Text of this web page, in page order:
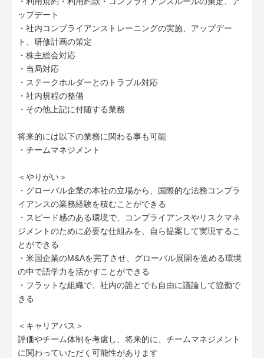
ップデート
・社内コンプライアンストレーニングの実施、アップデー
ト、研修計画の策定
・株主総会対応
・当局対応
・ステークホルダーとのトラブル対応
・社内規程の整備
・その他上記に付随する業務
将来的には以下の業務に関わる事も可能
・チームマネジメント
＜やりがい＞
・グローバル企業の本社の立場から、国際的な法務コンプラ
イアンスの業務経験を積むことができる
・スピード感のある環境で、コンプライアンスやリスクマネ
ジメントのために必要な仕組みを、自ら提案して実現するこ
とができる
・米国企業のM&Aを完了させ、グローバル展開を進める環境
の中で語学力を活かすことができる
・フラットな組織で、社内の誰とでも自由に議論して協働で
きる
＜キャリアパス＞
評価やチーム体制を考慮し、将来的に、チームマネジメント
に関わっていただく可能性があります